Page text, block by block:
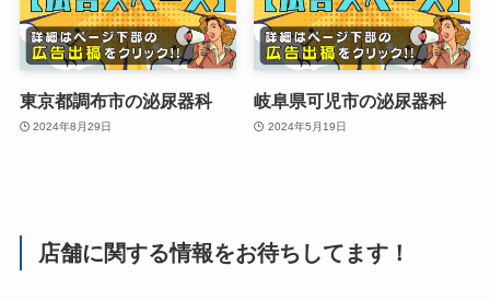
東京都調布市の泌尿器科
2024年8月29日
岐阜県可児市の泌尿器科
2024年5月19日
店舗に関する情報をお待ちしてます！